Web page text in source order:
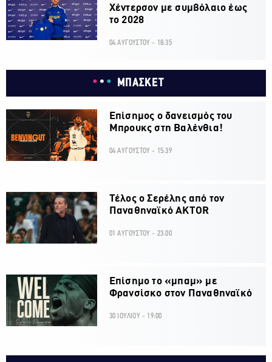
Χέντερσον με συμβόλαιο έως
το 2028
04 ΑΥΓΟΥΣΤΟΥ - 18:35
ΜΠΑΣΚΕΤ
Επίσημος ο δανεισμός του
Μπρουκς στη Βαλένθια!
04 ΑΥΓΟΥΣΤΟΥ - 15:39
Τέλος ο Σερέλης από τον
Παναθηναϊκό AKTOR
01 ΑΥΓΟΥΣΤΟΥ - 23:00
Επίσημο το «μπαμ» με
Φρανσίσκο στον Παναθηναϊκό
30 ΙΟΥΛΙΟΥ - 19:00